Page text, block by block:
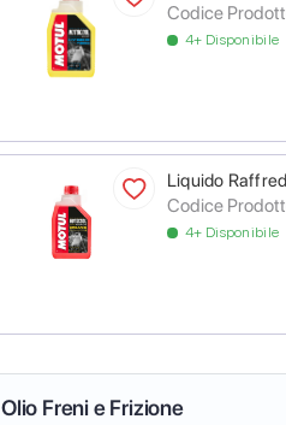
Codice
4+ Disponibile
Liquido
Codice
4+ Disponibile
Olio Freni e Frizione